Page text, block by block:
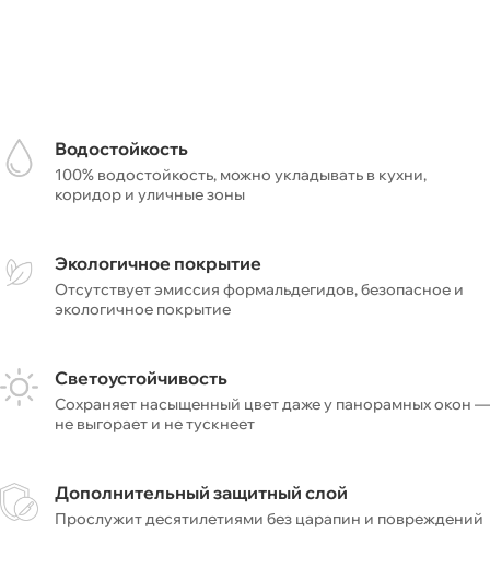
Водостойкость
100% водостойкость, можно укладывать в кухни,
коридор и уличные зоны
Экологичное покрытие
Отсутствует эмиссия формальдегидов, безопасное и
экологичное покрытие
Светоустойчивость
Сохраняет насыщенный цвет даже у панорамных окон —
не выгорает и не тускнеет
Дополнительный защитный слой
Прослужит десятилетиями без царапин и повреждений